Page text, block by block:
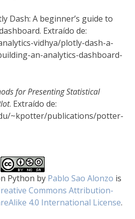
Dash: A beginner’s guide to
Extraído de:
vidhya/plotly-dash-a-
an-analytics-dashboard-
for Presenting Statistical
. Extraído de:
~kpotter/publications/potter-
Python by Pablo Sao Alonzo is
Commons Attribution-
4.0 International License.